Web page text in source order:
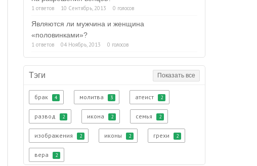
1 ответов 10 Сентябрь, 2013 0 голосов
Являются ли мужчина и женщина
«половинками»?
1 ответов 04 Ноябрь, 2013 0 голосов
Тэги Показать все
брак 4 молитва 3 атеист 2
развод 2 икона 2 семья 2
изображения 2 иконы 2 грехи 2
вера 2